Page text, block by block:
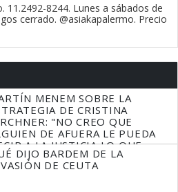
11.2492-8244. Lunes a sábados de
cerrado. @asiakapalermo. Precio
MENEM SOBRE LA
DE CRISTINA
"NO CREO QUE
DE AFUERA LE PUEDA
A LA JUSTICIA LO QUE
QUE HACER"
DIJO BARDEM DE LA
DE CEUTA